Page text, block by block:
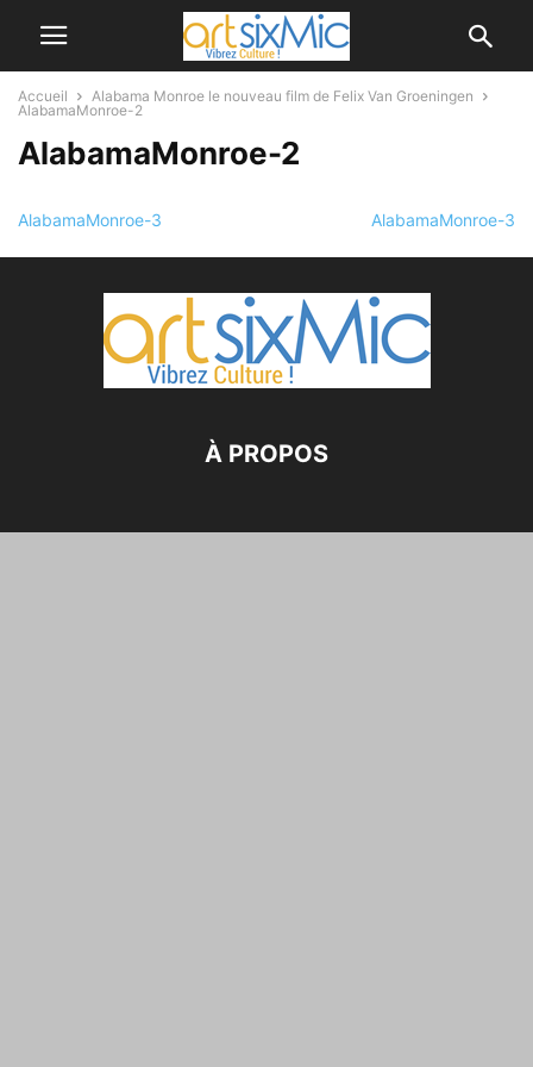
Accueil
Alabama Monroe le nouveau film de Felix Van Groeningen
AlabamaMonroe-2
AlabamaMonroe-2
AlabamaMonroe-3 AlabamaMonroe-3
À PROPOS